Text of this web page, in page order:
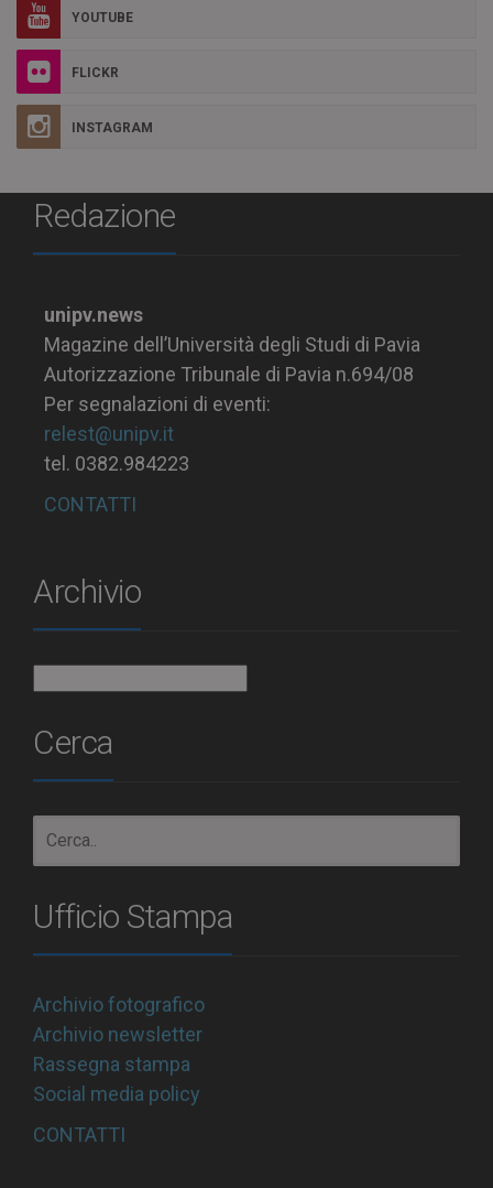
YOUTUBE
FLICKR
INSTAGRAM
Redazione
unipv.news
Magazine dell’Università degli Studi di Pavia
Autorizzazione Tribunale di Pavia n.694/08
Per segnalazioni di eventi:
relest@unipv.it
tel. 0382.984223
CONTATTI
Archivio
Cerca
Ufficio Stampa
Archivio fotografico
Archivio newsletter
Rassegna stampa
Social media policy
CONTATTI